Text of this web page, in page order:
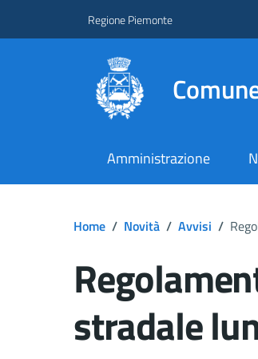
Regione Piemonte
Amministrazione
Home / Novità / Avvisi /
stradale